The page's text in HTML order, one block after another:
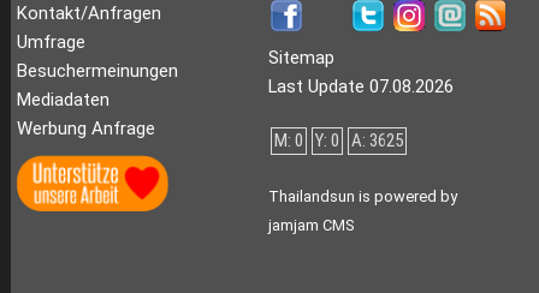
Kontakt/Anfragen
Umfrage
Besuchermeinungen
Mediadaten
Werbung Anfrage
Sitemap
Last Update 07.08.2026
M: 0 Y: 0 A: 3625
Thailandsun is powered by
jamjam CMS